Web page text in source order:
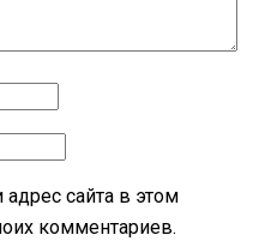
сайта в этом
комментариев.